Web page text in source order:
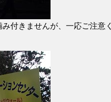
付きませんが、一応ご注意く